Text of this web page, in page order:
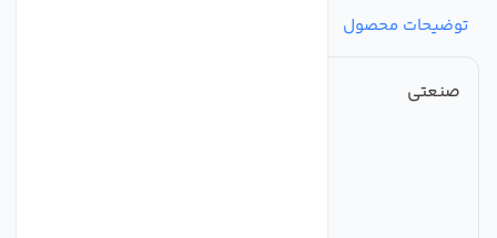
توضیحات محصول
صنعتی